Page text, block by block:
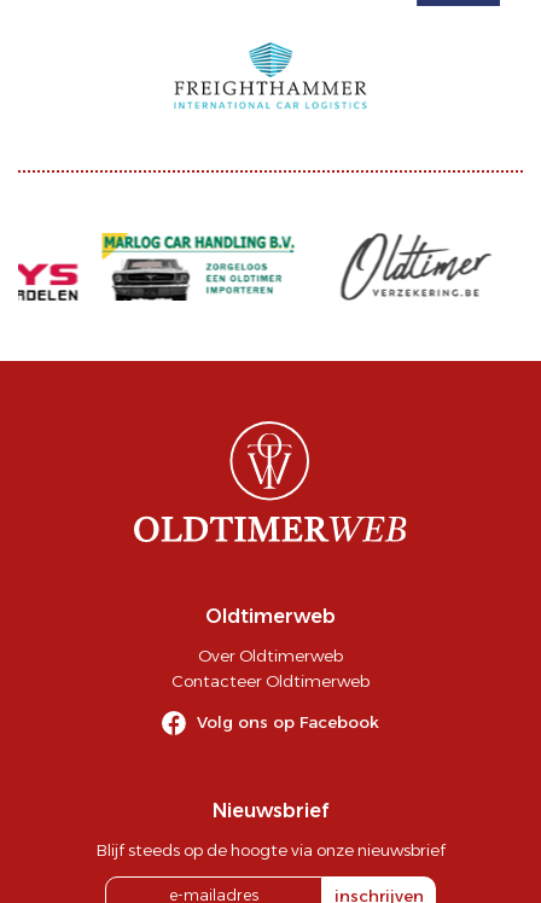
Oldtimerweb
Over Oldtimerweb
Contacteer Oldtimerweb
Volg ons op Facebook
Nieuwsbrief
Blijf steeds op de hoogte via onze nieuwsbrief
inschrijven